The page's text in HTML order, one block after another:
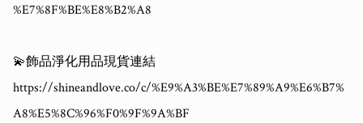
%E7%8F%BE%E8%B2%A8
💫飾品淨化用品現貨連結
https://shineandlove.co/c/%E9%A3%BE%E7%89%A9%E6%B7%
A8%E5%8C%96%F0%9F%9A%BF